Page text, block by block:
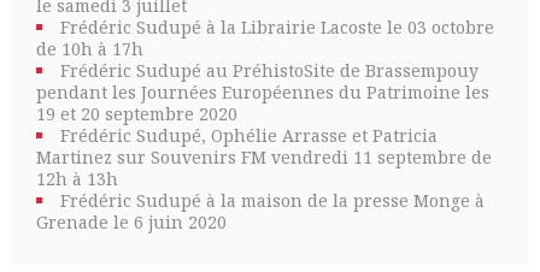
le samedi 3 juillet
Frédéric Sudupé à la Librairie Lacoste le 03 octobre
de 10h à 17h
Frédéric Sudupé au PréhistoSite de Brassempouy
pendant les Journées Européennes du Patrimoine les
19 et 20 septembre 2020
Frédéric Sudupé, Ophélie Arrasse et Patricia
Martinez sur Souvenirs FM vendredi 11 septembre de
12h à 13h
Frédéric Sudupé à la maison de la presse Monge à
Grenade le 6 juin 2020